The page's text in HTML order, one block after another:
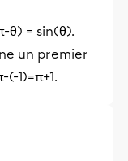
θ) = sin(θ).
un premier
1)=π+1.